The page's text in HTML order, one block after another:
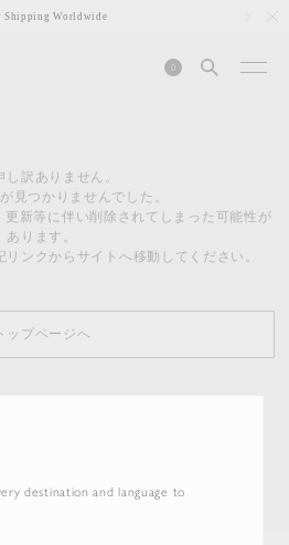
destination and language to
Shipping Worldwide
0
し訳ありません。
見つかりませんでした。
更新等に伴い削除されてしまった可能性が
あります。
ンクからサイトへ移動してください。
ップページへ